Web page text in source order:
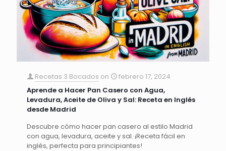
Recetas 3 Bocados on
febrero 17, 2024
Aprende a Hacer Pan Casero con Agua,
Levadura, Aceite de Oliva y Sal: Receta en Inglés
desde Madrid
Descubre cómo hacer pan casero al estilo Madrid
con agua, levadura, aceite y sal. ¡Receta fácil en
inglés, perfecta para principiantes!